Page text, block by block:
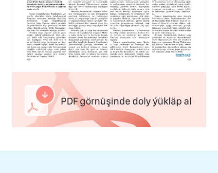
PDF görnüşinde doly ýükläp al